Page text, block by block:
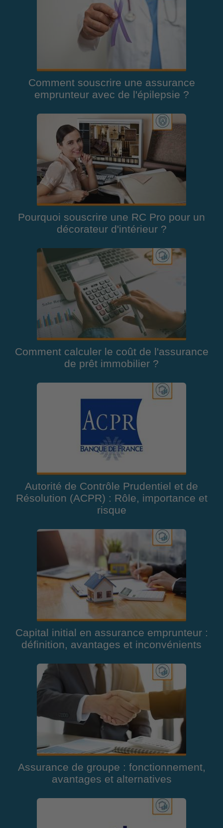
Comment souscrire une assurance
emprunteur avec de l'épilepsie ?
Pourquoi souscrire une RC Pro pour un
décorateur d'intérieur ?
Comment calculer le coût de l'assurance
de prêt immobilier ?
Autorité de Contrôle Prudentiel et de
Résolution (ACPR) : Rôle, importance et
risque
Capital initial en assurance emprunteur :
définition, avantages et inconvénients
Assurance de groupe : fonctionnement,
avantages et alternatives